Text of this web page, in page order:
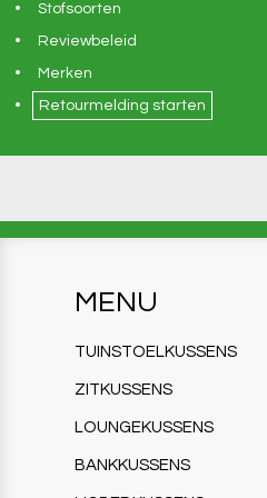
Stofsoorten
Reviewbeleid
Merken
Retourmelding starten
MENU
TUINSTOELKUSSENS
ZITKUSSENS
LOUNGEKUSSENS
BANKKUSSENS